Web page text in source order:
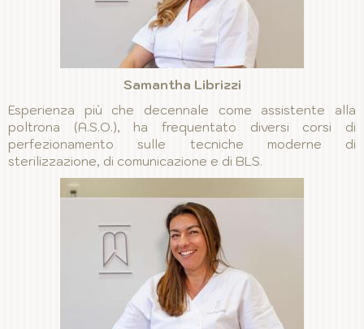
Samantha Librizzi
Esperienza più che decennale come assistente alla
poltrona (A.S.O.), ha frequentato diversi corsi di
perfezionamento sulle tecniche moderne di
sterilizzazione, di comunicazione e di BLS.